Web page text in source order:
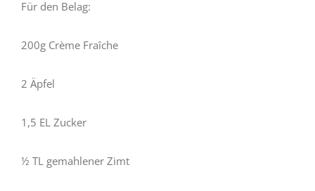
Für den Belag:
200g Crème Fraîche
2 Äpfel
1,5 EL Zucker
½ TL gemahlener Zimt